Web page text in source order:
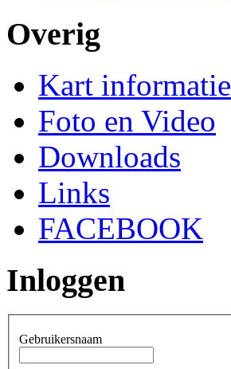
Overig
Kart informatie
Foto en Video
Downloads
Links
FACEBOOK
Inloggen
Gebruikersnaam